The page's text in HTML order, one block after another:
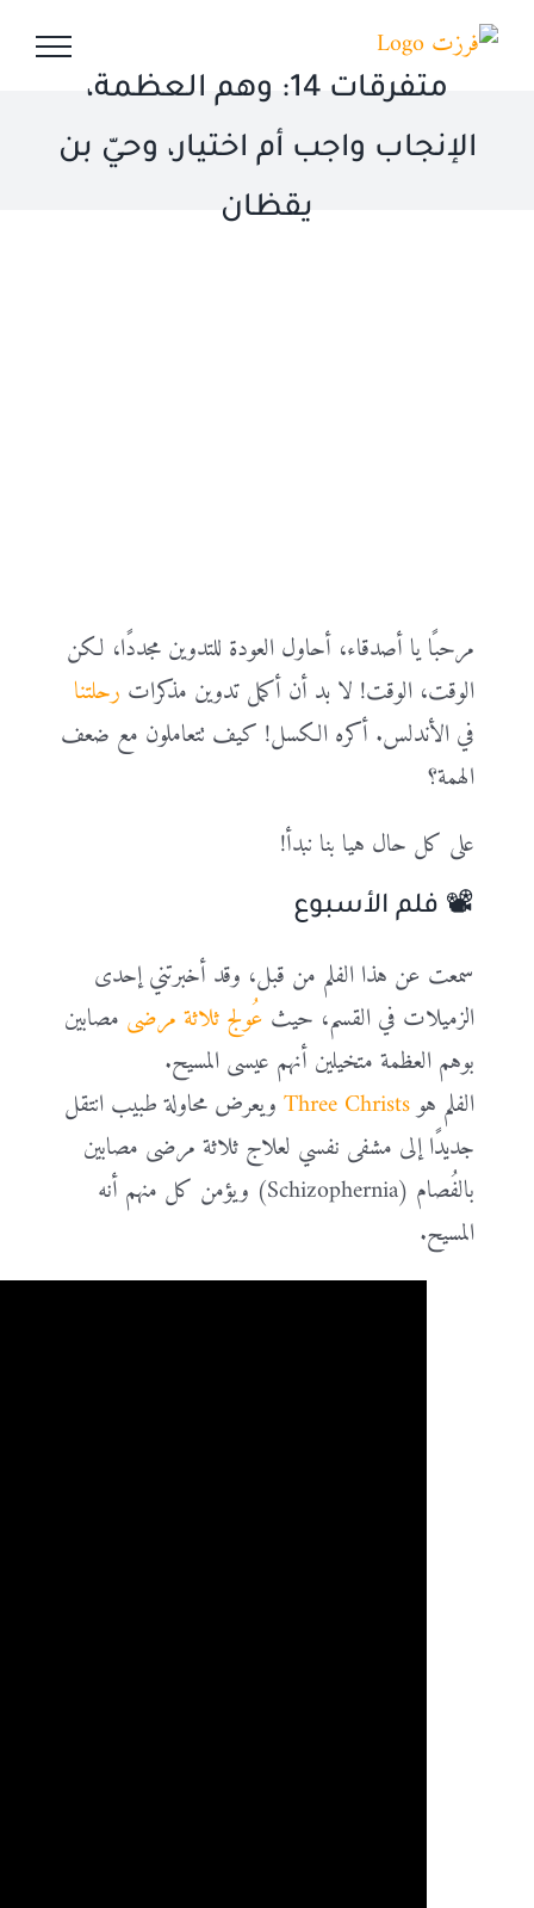
Skip
متفرقات 14: وهم العظمة،
الإنجاب واجب أم اختيار، وحيّ بن
يقظان
مرحبًا يا أصدقاء، أحاول العودة للتدوين مجددًا، لكن
الوقت، الوقت! لا بد أن أكمل تدوين مذكرات رحلتنا
في الأندلس. أكره الكسل! كيف تتعاملون مع ضعف
الهمة؟
على كل حال هيا بنا نبدأ!
📽️ فلم الأسبوع
سمعت عن هذا الفلم من قبل، وقد أخبرتني إحدى
الزميلات في القسم، حيث عُولج ثلاثة مرضى مصابين
بوهم العظمة متخيلين أنهم عيسى المسيح.
الفلم هوThree Christs
ويعرض محاولة طبيب انتقل
جديدًا إلى مشفى نفسي لعلاج ثلاثة مرضى مصابين
بالفُصام (Schizophernia) ويؤمن كل منهم أنه
المسيح.